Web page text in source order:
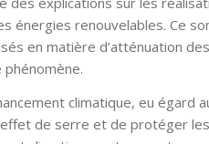
énergies renouvelables. Ce
en matière d’atténuation
climatique, eu égard
de serre et de protéger